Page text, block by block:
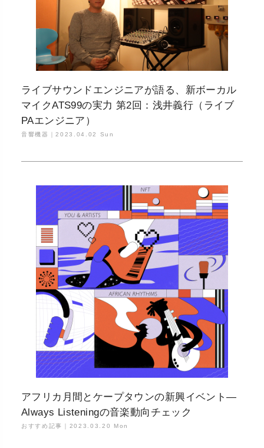
ライブサウンドエンジニアが語る、新ボーカル
マイクATS99の実力 第2回：浅井義行（ライブ
PAエンジニア）
音響機器｜2023.04.02 Sun
アフリカ月間とケープタウンの新興イベント—
Always Listeningの音楽動向チェック
おすすめ記事｜ 2023.03.20 Mon